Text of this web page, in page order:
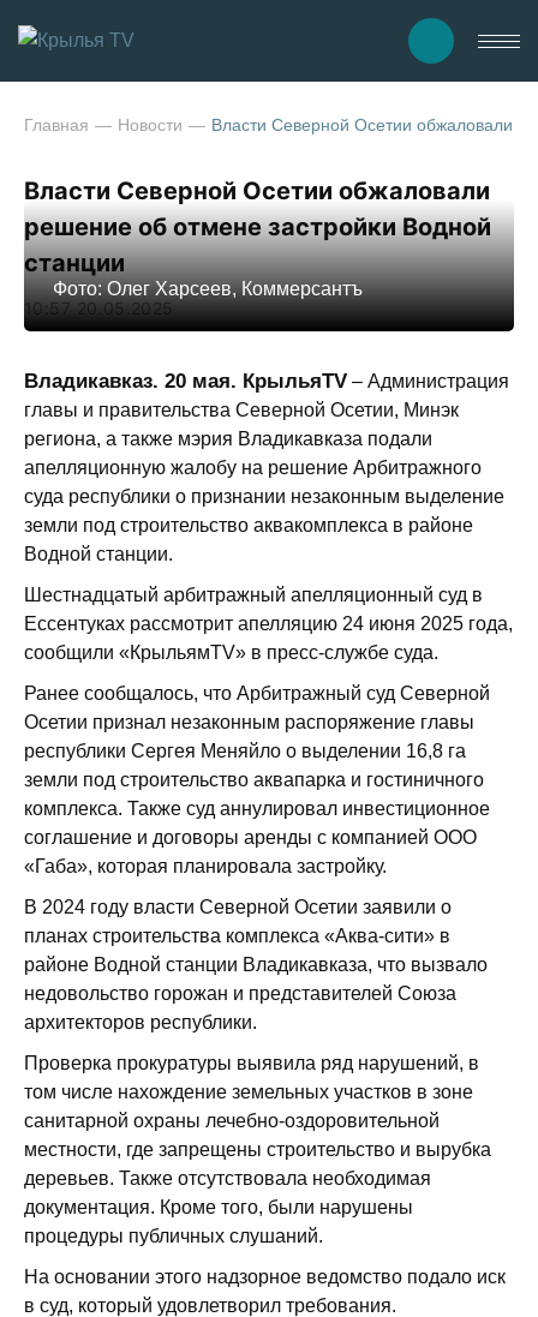
Главная Новости Власти Северной Осетии обжаловали
Власти Северной Осетии обжаловали
решение об отмене застройки Водной
станции
10:57 20.05.2025
Фото: Олег Харсеев, Коммерсантъ
Владикавказ. 20 мая. КрыльяTV – Администрация
главы и правительства Северной Осетии, Минэк
региона, а также мэрия Владикавказа подали
апелляционную жалобу на решение Арбитражного
суда республики о признании незаконным выделение
земли под строительство аквакомплекса в районе
Водной станции.
Шестнадцатый арбитражный апелляционный суд в
Ессентуках рассмотрит апелляцию 24 июня 2025 года,
сообщили «КрыльямTV» в пресс-службе суда.
Ранее сообщалось, что Арбитражный суд Северной
Осетии признал незаконным распоряжение главы
республики Сергея Меняйло о выделении 16,8 га
земли под строительство аквапарка и гостиничного
комплекса. Также суд аннулировал инвестиционное
соглашение и договоры аренды с компанией ООО
«Габа», которая планировала застройку.
В 2024 году власти Северной Осетии заявили о
планах строительства комплекса «Аква-сити» в
районе Водной станции Владикавказа, что вызвало
недовольство горожан и представителей Союза
архитекторов республики.
Проверка прокуратуры выявила ряд нарушений, в
том числе нахождение земельных участков в зоне
санитарной охраны лечебно-оздоровительной
местности, где запрещены строительство и вырубка
деревьев. Также отсутствовала необходимая
документация. Кроме того, были нарушены
процедуры публичных слушаний.
На основании этого надзорное ведомство подало иск
в суд, который удовлетворил требования.